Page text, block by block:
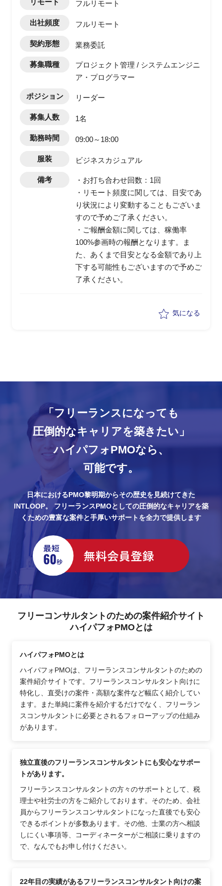
リモート フルリモート
出社頻度 フルリモート
契約形態 業務委託
募集職種
プロジェクト管理 / システムエンジニ
ア・プログラマー
ポジション リーダー
募集人数 1名
勤務時間 09:00～18:00
服装 ビジネスカジュアル
備考
・お打ち合わせ回数：1回
・リモート頻度に関しては、目安であ
り状況により変動することもございま
すので予めご了承ください。
・ご報酬金額に関しては、稼働率
100%参画時の報酬となります。ま
た、あくまで目安となる金額であり上
下する可能性もございますので予めご
了承ください。
気になる
「フリーランスになっても
圧倒的なキャリアを築きたい」
ハイパフォPMOなら、
可能です。
日本におけるPMO黎明期からその歴史を見続けてきた
INTLOOP。
フリーランスPMOとしての圧倒的なキャリアを築
くための豊富な案件と手厚いサポートを全力で提供します
フリーコンサルタントのための案件紹介サイト
ハイパフォPMOとは
ハイパフォPMOとは
ハイパフォPMOは、フリーランスコンサルタントのための
案件紹介サイトです。フリーランスコンサルタント向けに
特化し、直受けの案件・高額な案件など幅広く紹介してい
ます。また単純に案件を紹介するだけでなく、フリーラン
スコンサルタントに必要とされるフォローアップの仕組み
があります。
独立直後のフリーランスコンサルタントにも安心なサポー
トがあります。
フリーランスコンサルタントの方々のサポートとして、税
理士や社労士の方をご紹介しております。そのため、会社
員からフリーランスコンサルタントになった直後でも安心
できるポイントが多数あります。その他、士業の方へ相談
しにくい事項等、コーディネーターがご相談に乗りますの
で、なんでもお申し付けください。
22年目の実績があるフリーランスコンサルタント向けの案